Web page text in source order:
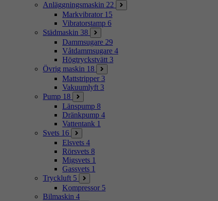
Anläggningsmaskin 22
Markvibrator 15
Vibratorstamp 6
Städmaskin 38
Dammsugare 29
Våtdammsugare 4
Högtryckstvätt 3
Övrig maskin 18
Mattstripper 3
Vakuumlyft 3
Pump 18
Länspump 8
Dränkpump 4
Vattentank 1
Svets 16
Elsvets 4
Rörsvets 8
Migsvets 1
Gassvets 1
Tryckluft 5
Kompressor 5
Bilmaskin 4